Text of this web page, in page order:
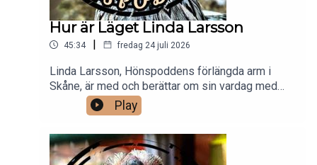
Hur är Läget Linda Larsson
45:34 | fredag 24 juli 2026
Linda Larsson, Hönspoddens förlängda arm i
Skåne, är med och berättar om sin vardag med
hönsen, hon svarar även på en lyssnarfråga om
kläckning. Hon berättar om sin vardag med alla
för att hålla sig sval i sommarvärmen.
Play